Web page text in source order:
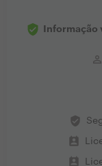
Informação
perm_identity
verified_user
perm_contact_calendar
perm_contact_calendar